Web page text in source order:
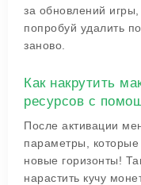
за обновлений
попробуй удалить
заново.
Как накрутить
ресурсов с
После активации
параметры,
новые горизонты!
нарастить кучу